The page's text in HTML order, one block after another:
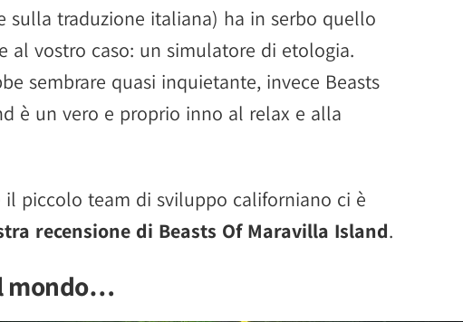
sulla traduzione italiana) ha in serbo quello
al vostro caso: un simulatore di etologia.
sembrare quasi inquietante, invece Beasts
è un vero e proprio inno al relax e alla
il piccolo team di sviluppo californiano ci è
recensione di Beasts Of Maravilla Island.
mondo…